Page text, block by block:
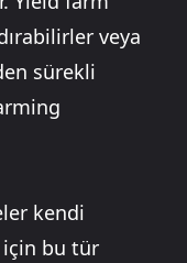
veya
sürekli
kendi
bu tür